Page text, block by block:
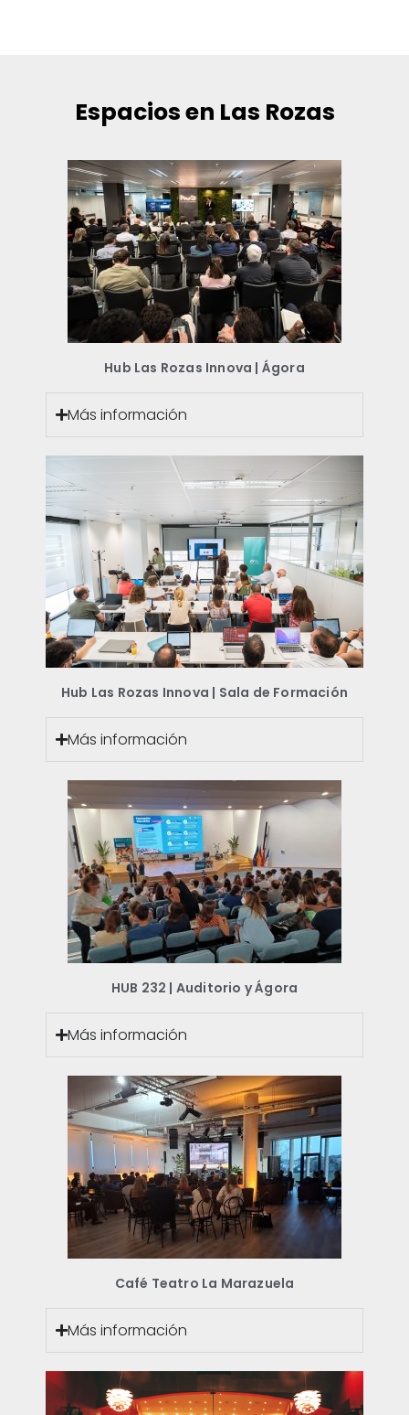
Espacios en Las Rozas
Hub Las Rozas Innova | Ágora
Más información
Hub Las Rozas Innova | Sala de Formación
Más información
HUB 232 | Auditorio y Ágora
Más información
Café Teatro La Marazuela
Más información